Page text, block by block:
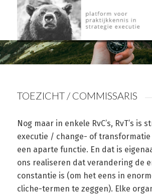
TOEZICHT / COMMISSARIS
TOEZICHT / COMMISSARIS
Nog maar in enkele RvC’s, RvT’s is
executie / change- of
een aparte functie. En dat is
ons realiseren dat verandering de
constantie is (om het eens in
cliche-termen te zeggen). Elke